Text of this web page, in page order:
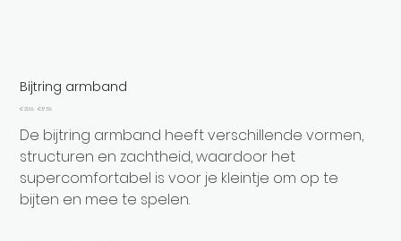
Bijtring armband
Originele
€ 21,99 Verkoopprijs
€ 17,59
De bijtring armband heeft verschillende vormen,
structuren en zachtheid, waardoor het
supercomfortabel is voor je kleintje om op te
bijten en mee te spelen.